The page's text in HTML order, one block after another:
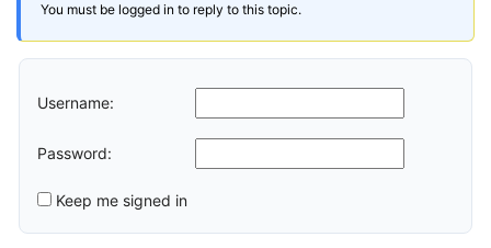
You must be logged in to reply to this topic.
Username:
Password:
Keep me signed in